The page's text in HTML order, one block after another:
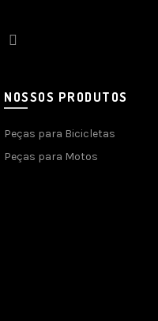
NOSSOS PRODUTOS
Peças para Bicicletas
Peças para Motos